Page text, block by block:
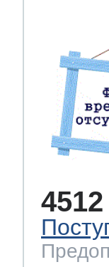
4512